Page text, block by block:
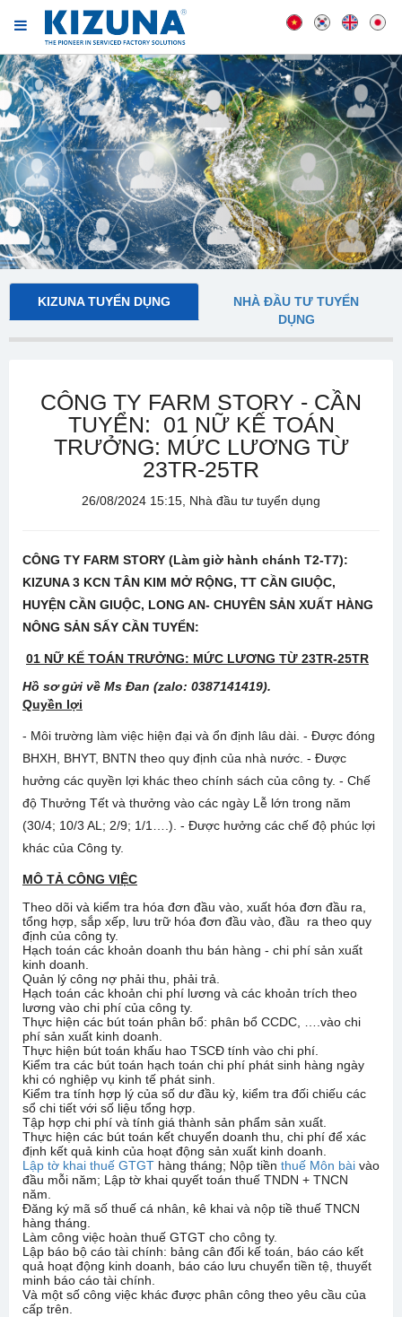
KIZUNA TUYỂN DỤNG
NHÀ ĐẦU TƯ TUYỂN
DỤNG
CÔNG TY FARM STORY - CẦN
TUYỂN: 01 NỮ KẾ TOÁN
TRƯỞNG: MỨC LƯƠNG TỪ
23TR-25TR
26/08/2024 15:15, Nhà đầu tư tuyển dụng
CÔNG TY FARM STORY (Làm giờ hành chánh T2-T7):
KIZUNA 3 KCN TÂN KIM MỞ RỘNG, TT CẦN GIUỘC,
HUYỆN CẦN GIUỘC, LONG AN- CHUYÊN SẢN XUẤT HÀNG
NÔNG SẢN SẤY CẦN TUYỂN:
01 NỮ KẾ TOÁN TRƯỞNG: MỨC LƯƠNG TỪ 23TR-25TR
Hồ sơ gửi về Ms Đan (zalo: 0387141419).
Quyền lợi
- Môi trường làm việc hiện đại và ổn định lâu dài. - Được đóng
BHXH, BHYT, BNTN theo quy định của nhà nước. - Được
hưởng các quyền lợi khác theo chính sách của công ty. - Chế
độ Thưởng Tết và thưởng vào các ngày Lễ lớn trong năm
(30/4; 10/3 AL; 2/9; 1/1….). - Được hưởng các chế độ phúc lợi
khác của Công ty.
MÔ TẢ CÔNG VIỆC
Theo dõi và kiểm tra hóa đơn đầu vào, xuất hóa đơn đầu ra,
tổng hợp, sắp xếp, lưu trữ hóa đơn đầu vào, đầu ra theo quy
định của công ty.
Hạch toán các khoản doanh thu bán hàng - chi phí sản xuất
kinh doanh.
Quản lý công nợ phải thu, phải trả.
Hạch toán các khoản chi phí lương và các khoản trích theo
lương vào chi phí của công ty.
Thực hiện các bút toán phân bổ: phân bổ CCDC, ….vào chi
phí sản xuất kinh doanh.
Thực hiện bút toán khấu hao TSCĐ tính vào chi phí.
Kiểm tra các bút toán hạch toán chi phí phát sinh hàng ngày
khi có nghiệp vụ kinh tế phát sinh.
Kiểm tra tính hợp lý của số dư đầu kỳ, kiểm tra đối chiếu các
sổ chi tiết với số liệu tổng hợp.
Tập hợp chi phí và tính giá thành sản phẩm sản xuất.
Thực hiện các bút toán kết chuyển doanh thu, chi phí để xác
định kết quả kinh của hoạt động sản xuất kinh doanh.
Lập tờ khai thuế GTGT hàng tháng; Nộp tiền thuế Môn bài vào
đầu mỗi năm; Lập tờ khai quyết toán thuế TNDN + TNCN
năm.
Đăng ký mã số thuế cá nhân, kê khai và nộp tiề thuế TNCN
hàng tháng.
Làm công việc hoàn thuế GTGT cho công ty.
Lập báo bộ cáo tài chính: bảng cân đối kế toán, báo cáo kết
quả hoạt động kinh doanh, báo cáo lưu chuyển tiền tệ, thuyết
minh báo cáo tài chính.
Và một số công việc khác được phân công theo yêu cầu của
cấp trên.